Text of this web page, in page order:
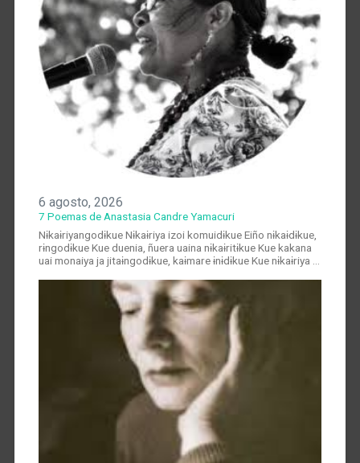
6 agosto, 2026
7 Poemas de Anastasia Candre Yamacuri
Nɨkaɨriyangodɨkue Nɨkaɨriya izoi komuidɨkue Eiño nɨkaɨdɨkue,
rɨngodɨkue Kue duenia, ñuera uaina nɨkaɨritɨkue Kue kakana
uai monaiya ja jitaɨngodɨkue, kaɨmare ɨnɨdɨkue Kue nɨkaɨriya …